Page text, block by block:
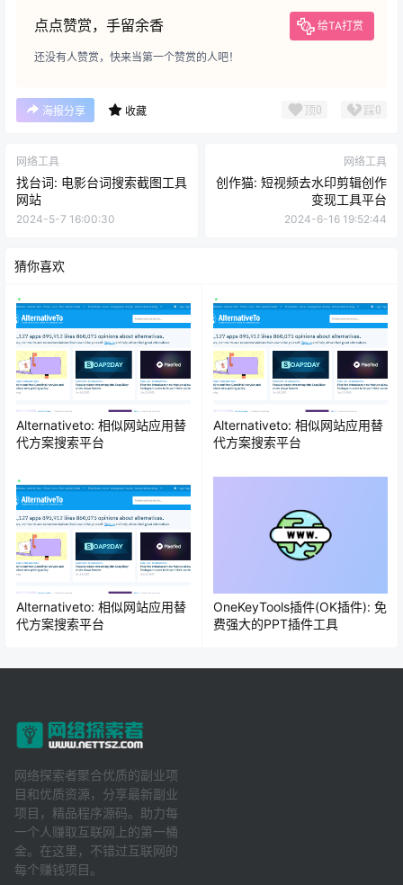
点点赞赏，手留余香 给TA打赏
还没有人赞赏，快来当第一个赞赏的人吧！
海报分享 收藏 顶0 踩0
网络工具
找台词: 电影台词搜索截图工具
网站
2024-5-7 16:00:30
网络工具
创作猫: 短视频去水印剪辑创作
变现工具平台
2024-6-16 19:52:44
猜你喜欢
Alternativeto: 相似网站应用替
代方案搜索平台
Alternativeto: 相似网站应用替
代方案搜索平台
Alternativeto: 相似网站应用替
代方案搜索平台
OneKeyTools插件(OK插件): 免
费强大的PPT插件工具
网络探索者聚合优质的副业项
目和优质资源，分享最新副业
项目，精品程序源码。助力每
一个人赚取互联网上的第一桶
金。在这里，不错过互联网的
每个赚钱项目。